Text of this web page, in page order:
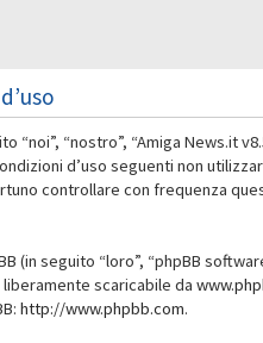
“noi”, “nostro”, “Amiga
d’uso seguenti non
controllare con frequenza
(in seguito “loro”, “phpBB
liberamente scaricabile da
http://www.phpbb.com.